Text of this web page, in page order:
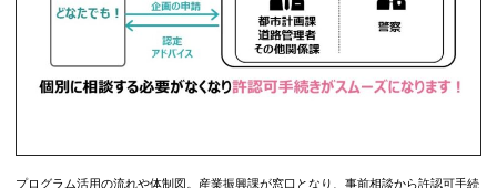
プログラム活用の流れや体制図。産業振興課が窓口となり、事前相談から許認可手続